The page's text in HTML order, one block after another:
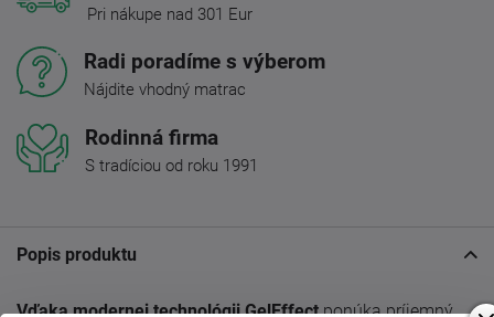
Pri nákupe nad 301 Eur
Radi poradíme s výberom
Nájdite vhodný matrac
Rodinná firma
S tradíciou od roku 1991
Popis produktu
Vďaka modernej technológii GelEffectponúka príjemný